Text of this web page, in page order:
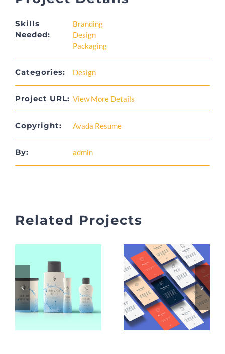
Skills
Needed:
Branding
Design
Packaging
Categories: Design
Project URL: View More Details
Copyright: Avada Resume
By: admin
Related Projects